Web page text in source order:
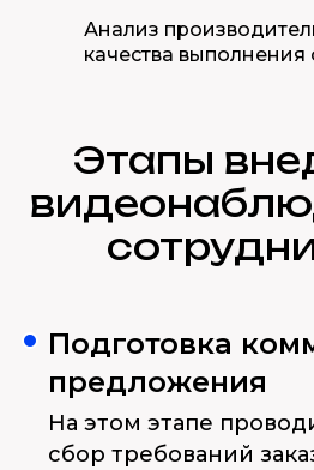
Анализ
качества выполнения
Этапы
Подготовка
предложения
На этом этапе
сбор требований